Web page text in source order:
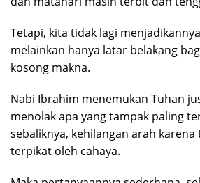
Tetapi, kita tidak lagi
melainkan hanya latar belakang
kosong makna.
Nabi Ibrahim menemukan Tuhan
menolak apa yang tampak paling
sebaliknya, kehilangan arah
terpikat oleh cahaya.